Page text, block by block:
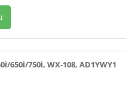
650i/750i, WX-108, AD1YWY1